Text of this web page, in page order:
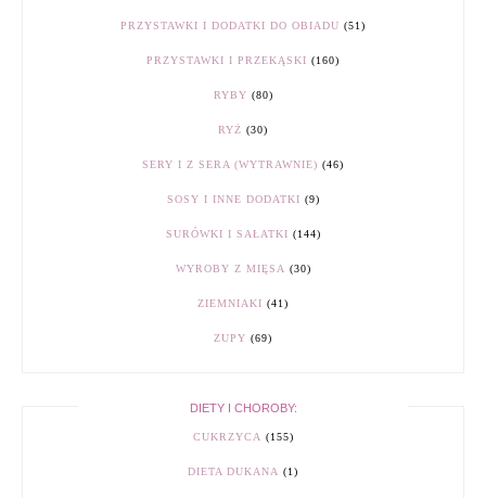
PRZYSTAWKI I DODATKI DO OBIADU (51)
PRZYSTAWKI I PRZEKĄSKI (160)
RYBY (80)
RYŻ (30)
SERY I Z SERA (WYTRAWNIE) (46)
SOSY I INNE DODATKI (9)
SURÓWKI I SAŁATKI (144)
WYROBY Z MIĘSA (30)
ZIEMNIAKI (41)
ZUPY (69)
DIETY I CHOROBY:
CUKRZYCA (155)
DIETA DUKANA (1)